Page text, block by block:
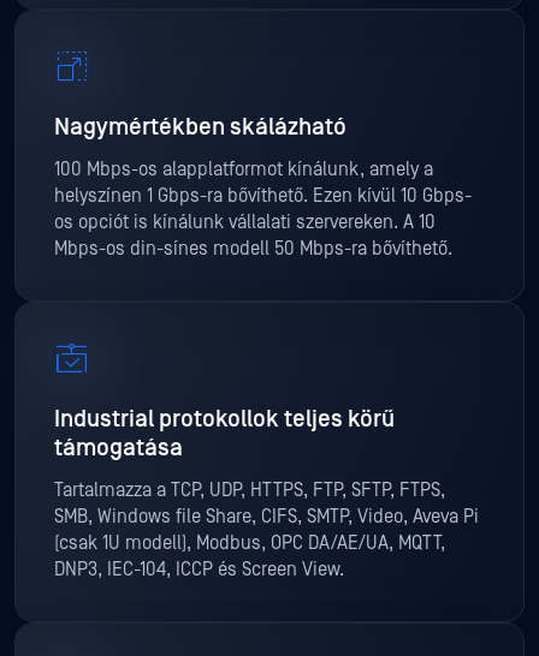
Nagymértékben skálázható
100 Mbps-os alapplatformot kínálunk, amely a
helyszínen 1 Gbps-ra bővíthető. Ezen kívül 10 Gbps-
os opciót is kínálunk vállalati szervereken. A 10
Mbps-os din-sínes modell 50 Mbps-ra bővíthető.
Industrial protokollok teljes körű
támogatása
Tartalmazza a TCP, UDP, HTTPS, FTP, SFTP, FTPS,
SMB, Windows file Share, CIFS, SMTP, Video, Aveva Pi
(csak 1U modell), Modbus, OPC DA/AE/UA, MQTT,
DNP3, IEC-104, ICCP és Screen View.